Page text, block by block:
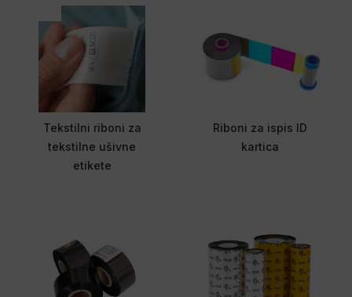
Tekstilni riboni za
tekstilne ušivne
etikete
Riboni za ispis ID
kartica